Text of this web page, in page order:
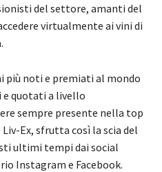
del settore, amanti del
virtualmente ai vini di
più noti e premiati al mondo
quotati a livello
sempre presente nella top
Liv-Ex, sfrutta così la scia del
ultimi tempi dai social
Instagram e Facebook.